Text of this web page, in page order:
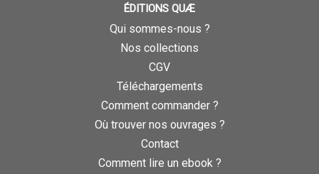
ÉDITIONS QUÆ
Qui sommes-nous ?
Nos collections
CGV
Téléchargements
Comment commander ?
Où trouver nos ouvrages ?
Contact
Comment lire un ebook ?